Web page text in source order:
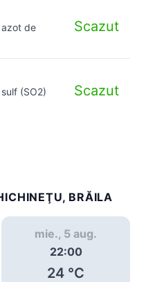
de
Scazut
(SO2)
Scazut
BRĂILA
mie., 5 aug.
22:00
24 °C